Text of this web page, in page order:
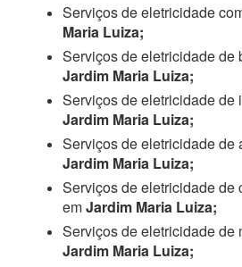
Serviços de eletricidade
Maria Luiza;
Serviços de eletricidade de
Jardim Maria Luiza;
Serviços de eletricidade de
Jardim Maria Luiza;
Serviços de eletricidade de
Jardim Maria Luiza;
Serviços de eletricidade de
emJardim Maria Luiza;
Serviços de eletricidade de
Jardim Maria Luiza;